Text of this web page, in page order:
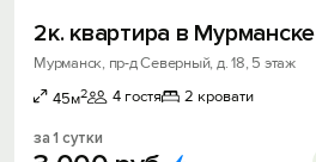
2к. квартира в Мурманске
Мурманск, пр-д Северный, д. 18, 5 этаж
45м2 4 гостя 2 кровати
за 1 сутки